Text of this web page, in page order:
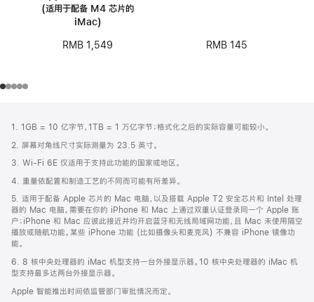
(适用于配备 M4 芯片的
iMac)
RMB 1,549 RMB 145
页
脚
注
1. 1GB = 10 亿字节，1TB = 1 万亿字节；格式化之后的实际容量可能较小。
2. 屏幕对角线尺寸实际测量为 23.5 英寸。
3. Wi-Fi 6E 仅适用于支持此功能的国家或地区。
4. 重量依配置和制造工艺的不同而可能有所差异。
5. 适用于配备 Apple 芯片的 Mac 电脑，以及搭载 Apple T2 安全芯片和 Intel 处理
器的 Mac 电脑。需要在你的 iPhone 和 Mac 上通过双重认证登录同一个 Apple 账
户；iPhone 和 Mac 应彼此接近并均开启蓝牙和无线局域网功能，且 Mac 未使用隔空
播放或随航功能。某些 iPhone 功能 (比如摄像头和麦克风) 不兼容 iPhone 镜像功
能。
6. 8 核中央处理器的 iMac 机型支持一台外接显示器。10 核中央处理器的 iMac 机
型支持最多达两台外接显示器。
Apple 智能推出时间依监管部门审批情况而定。